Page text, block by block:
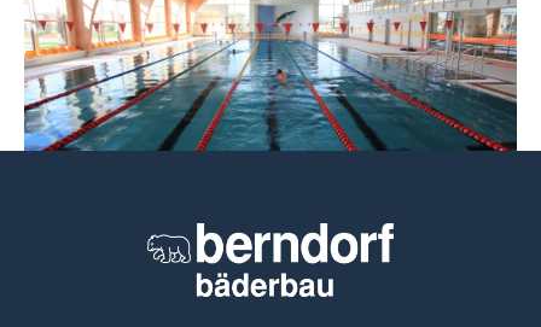
Nowy Artykuł w Builder Polska